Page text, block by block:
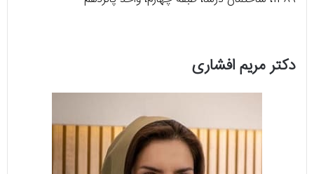
دکتر مریم افشاری